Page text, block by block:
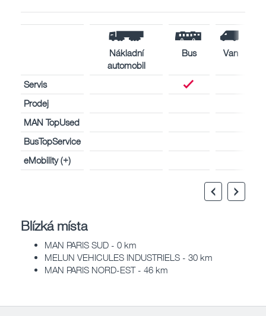
Nákladní
automobil
Bus Van
Servis
Prodej
MAN TopUsed
BusTopService
eMobility (+)
Blízká místa
MAN PARIS SUD - 0 km
MELUN VEHICULES INDUSTRIELS - 30 km
MAN PARIS NORD-EST - 46 km